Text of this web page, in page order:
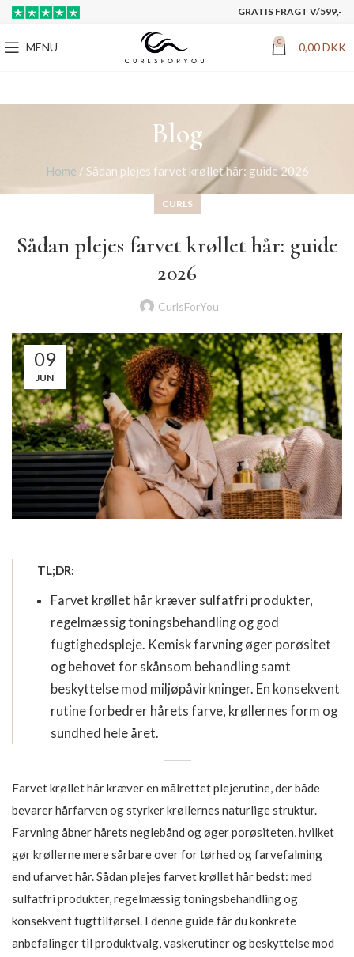
GRATIS FRAGT V/599,-
MENU 0 0,00DKK
Blog
Home /Sådan plejes farvet krøllet hår: guide 2026
CURLS
Sådan plejes farvet krøllet hår: guide
2026
CurlsForYou
09
JUN
TL;DR:
Farvet krøllet hår kræver sulfatfri produkter,
regelmæssig toningsbehandling og god
fugtighedspleje. Kemisk farvning øger porøsitet
og behovet for skånsom behandling samt
beskyttelse mod miljøpåvirkninger. En konsekvent
rutine forbedrer hårets farve, krøllernes form og
sundhed hele året.
Farvet krøllet hår kræver en målrettet plejerutine, der både
bevarer hårfarven og styrker krøllernes naturlige struktur.
Farvning åbner hårets neglebånd og øger porøsiteten, hvilket
gør krøllerne mere sårbare over for tørhed og farvefalming
end ufarvet hår. Sådan plejes farvet krøllet hår bedst: med
sulfatfri produkter, regelmæssig toningsbehandling og
konsekvent fugttilførsel. I denne guide får du konkrete
anbefalinger til produktvalg, vaskerutiner og beskyttelse mod